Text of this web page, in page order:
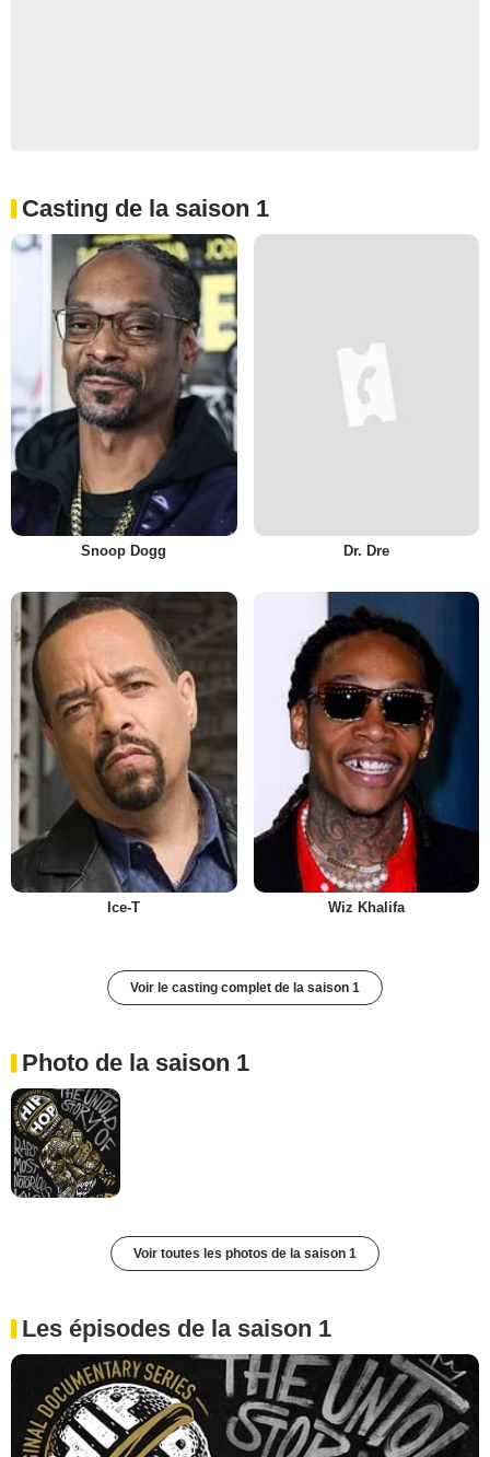
Casting de la saison 1
Snoop Dogg Dr. Dre
Ice-T Wiz Khalifa
Voir le casting complet de la saison 1
Photo de la saison 1
Voir toutes les photos de la saison 1
Les épisodes de la saison 1